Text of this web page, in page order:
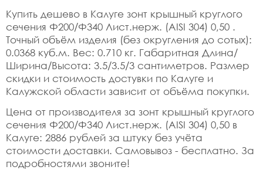
Купить дешево в Калуге зонт крышный круглого
сечения Ф200/Ф340 Лист.нерж. (AISI 304) 0,50 .
Точный объём изделия (без округления до сотых):
0.0368 куб.м. Вес: 0.710 кг. Габаритная Длина/
Ширина/Высота: 3.5/3.5/3 сантиметров. Размер
скидки и стоимость достувки по Калуге и
Калужской области зависит от объёма покупки.
Цена от производителя за зонт крышный круглого
сечения Ф200/Ф340 Лист.нерж. (AISI 304) 0,50 в
Калуге: 2886 рублей за штуку без учёта
стоимости доставки. Самовывоз - бесплатно. За
подробностями звоните!